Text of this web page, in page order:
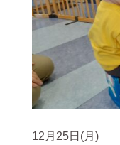
12月25日(月)